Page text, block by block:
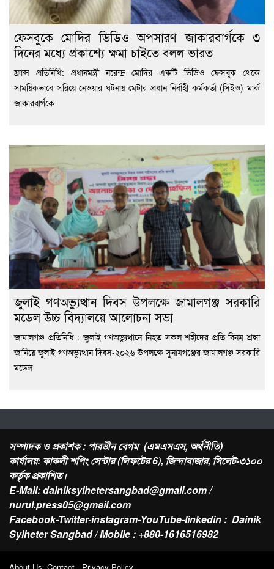
ফেসবুকে মোদির ভিডিও অপসারণ জাকারবার্গকে ৩
দিনের মধ্যে প্রকাশ্যে ক্ষমা চাইতে বলল ভারত
ফ্রান্স প্রতিনিধি: প্রধানমন্ত্রী নরেন্দ্র মোদির একটি ভিডিও ফেসবুক থেকে
সাময়িকভাবে সরিয়ে নেওয়ার ঘটনায় মেটার প্রধান নির্বাহী কর্মকর্তা (সিইও) মার্ক
জাকারবার্গকে
জুলাই গণঅভ্যুত্থান দিবস উপলক্ষে জামালগঞ্জ সরকারি
মডেল উচ্চ বিদ্যালয়ে আলোচনা সভা
জামালগঞ্জ প্রতিনিধি : জুলাই গণঅভ্যুত্থানে নিহত সকল শহীদের প্রতি বিনম্র শ্রদ্ধা
জানিয়ে জুলাই গণঅভ্যুত্থান দিবস-২০২৬ উপলক্ষে সুনামগঞ্জের জামালগঞ্জ সরকারি
মডেল
সম্পাদক ও প্রকাশক : পারভীন বেগম (এমএসএস, অর্থনীতি)
কার্যালয়: কাকলী শপিং সেন্টার (লিফটের 6), জিন্দাবাজার, সিলেট-৩১০০
কর্তৃক প্রকাশিত।
E-Mail: dainiksylhetersangbad@gmail.com /
nurul.press05@gmail.com
Facebook-Twitter-instagram-YouTube-linkedin : Dainik
Sylheter Sangbad / Mobile : +880-1616516982